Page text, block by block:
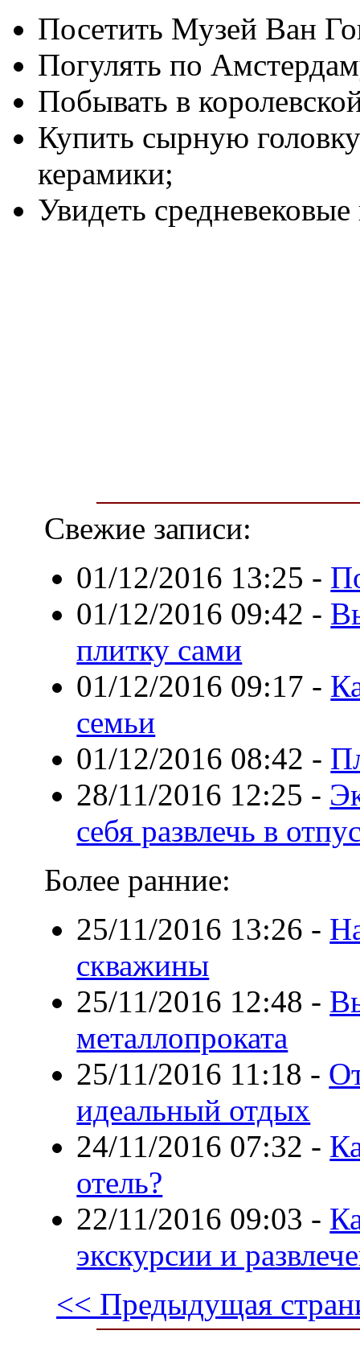
Посетить Музей Ван
Погулять по
Побывать в
Купить сырную
керамики;
Увидеть
Свежие записи:
01/12/2016 13:25 -
01/12/2016 09:42 -
плитку сами
01/12/2016 09:17 -
семьи
01/12/2016 08:42 -
28/11/2016 12:25 -
себя развлечь в
Более ранние:
25/11/2016 13:26 -
скважины
25/11/2016 12:48 -
металлопроката
25/11/2016 11:18 -
идеальный отдых
24/11/2016 07:32 -
отель?
22/11/2016 09:03 -
экскурсии и
<< Предыдущая